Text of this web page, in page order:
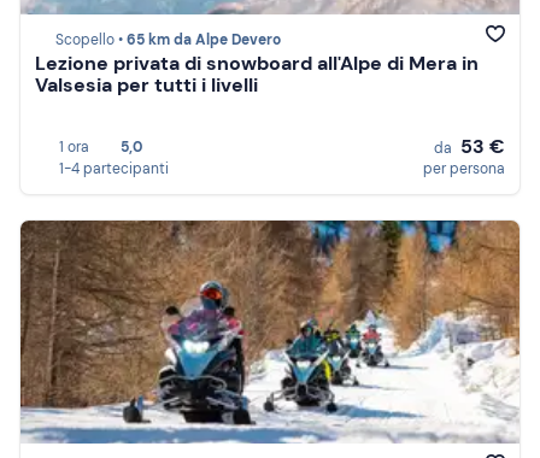
Scopello •65 km da Alpe Devero
Lezione privata di snowboard all'Alpe di Mera in
Valsesia per tutti i livelli
1 ora
5,0
1-4 partecipanti
da 53 €
per persona